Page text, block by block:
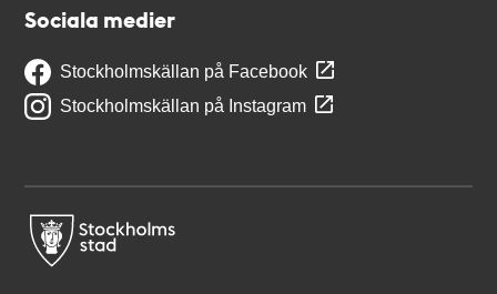
Sociala medier
Stockholmskällan på Facebook
Stockholmskällan på Instagram